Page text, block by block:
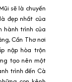
sẽ là chuyến
đẹp nhất của
hành trình của
Cần Thơ nơi
nập hòa trộn
tạo nên một
trình đến Cà